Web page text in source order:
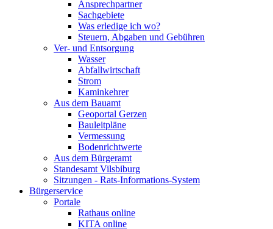
Ansprechpartner
Sachgebiete
Was erledige ich wo?
Steuern, Abgaben und Gebühren
Ver- und Entsorgung
Wasser
Abfallwirtschaft
Strom
Kaminkehrer
Aus dem Bauamt
Geoportal Gerzen
Bauleitpläne
Vermessung
Bodenrichtwerte
Aus dem Bürgeramt
Standesamt Vilsbiburg
Sitzungen - Rats-Informations-System
Bürgerservice
Portale
Rathaus online
KITA online